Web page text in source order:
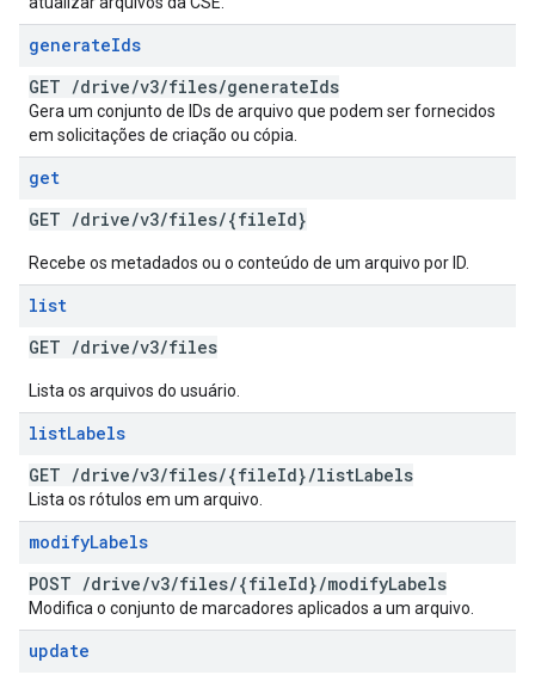
generateIds
GET /drive/v3/files/generateIds
Gera um conjunto de IDs de arquivo que podem ser fornecidos
em solicitações de criação ou cópia.
get
GET /drive/v3/files/{fileId}
Recebe os metadados ou o conteúdo de um arquivo por ID.
list
GET /drive/v3/files
Lista os arquivos do usuário.
listLabels
GET /drive/v3/files/{fileId}/listLabels
Lista os rótulos em um arquivo.
modifyLabels
POST /drive/v3/files/{fileId}/modifyLabels
Modifica o conjunto de marcadores aplicados a um arquivo.
update